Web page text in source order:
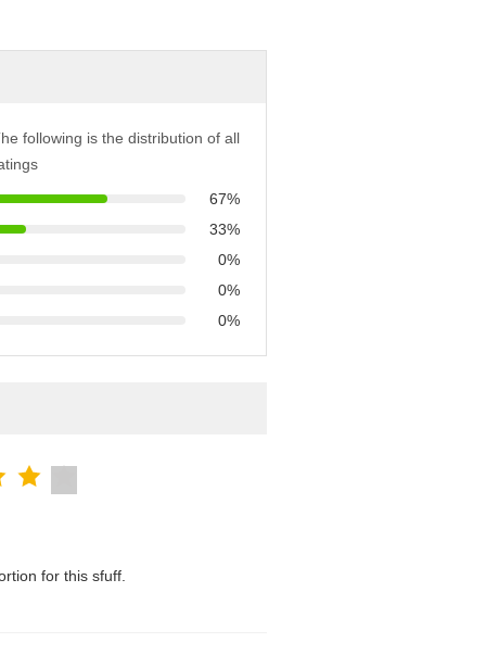
following is the distribution of all
67%
33%
0%
0%
0%
for this sfuff.